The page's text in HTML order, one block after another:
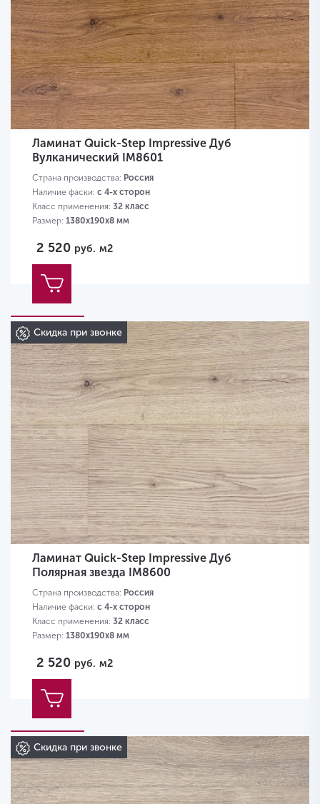
Ламинат Quick-Step Impressive Дуб
Вулканический IM8601
Страна производства: Россия
Наличие фаски: с 4-х сторон
Класс применения: 32 класс
Размер: 1380х190х8 мм
2 520 руб. м2
Скидка при звонке
Ламинат Quick-Step Impressive Дуб
Полярная звезда IM8600
Страна производства: Россия
Наличие фаски: с 4-х сторон
Класс применения: 32 класс
Размер: 1380х190х8 мм
2 520 руб. м2
Скидка при звонке